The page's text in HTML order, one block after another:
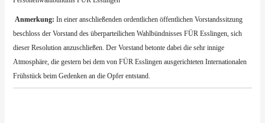
Anmerkung: In einer anschließenden ordentlichen öffentlichen Vorstandssitzung
beschloss der Vorstand des überparteilichen Wahlbündnisses FÜR Esslingen, sich
dieser Resolution anzuschließen. Der Vorstand betonte dabei die sehr innige
Atmosphäre, die gestern bei dem von FÜR Esslingen ausgerichteten Internationalen
Frühstück beim Gedenken an die Opfer entstand.